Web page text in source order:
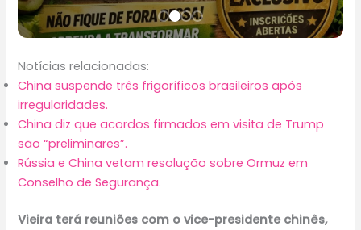
Notícias relacionadas:
China suspende três frigoríficos brasileiros após
irregularidades.
China diz que acordos firmados em visita de Trump
são “preliminares”.
Rússia e China vetam resolução sobre Ormuz em
Conselho de Segurança.
Vieira terá reuniões com o vice-presidente chinês,